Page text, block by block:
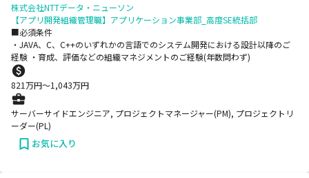
株式会社NTTデータ・ニューソン
【アプリ開発組織管理職】アプリケーション事業部_高度SE統括部
■必須条件
・JAVA、C、C++のいずれかの言語でのシステム開発における設計以降のご
経験 ・育成、評価などの組織マネジメントのご経験(年数問わず)
821万円〜1,043万円
サーバーサイドエンジニア, プロジェクトマネージャー(PM), プロジェクトリ
ーダー(PL)
お気に入り